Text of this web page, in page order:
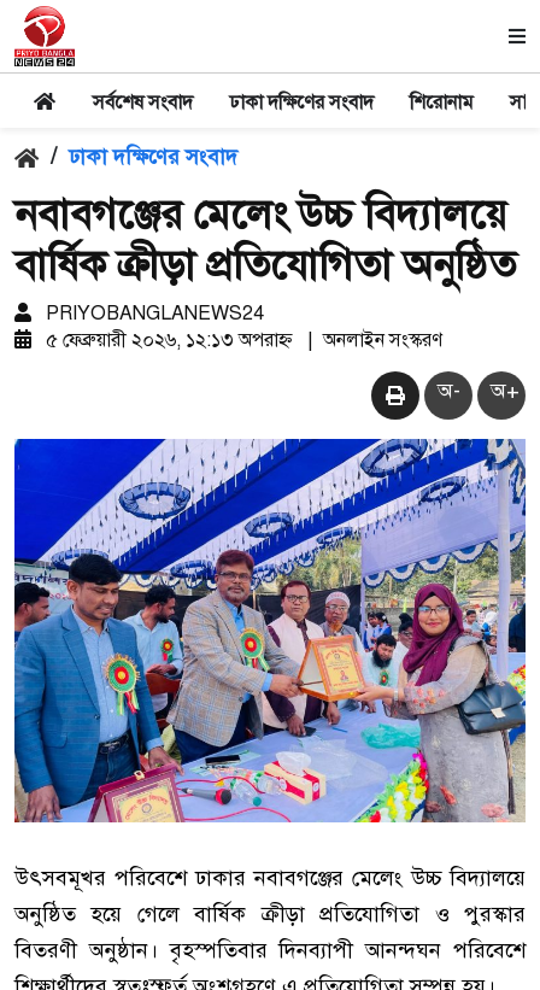
সর্বশেষ সংবাদ ঢাকা দক্ষিণের সংবাদ শিরোনাম
/ ঢাকা দক্ষিণের সংবাদ
নবাবগঞ্জের মেলেং উচ্চ বিদ্যালয়ে
বার্ষিক ক্রীড়া প্রতিযোগিতা অনুষ্ঠিত
PRIYOBANGLANEWS24
৫ ফেব্রুয়ারী ২০২৬, ১২:১৩ অপরাহ্ন
অনলাইন সংস্করণ
অ- অ+
উৎসবমূখর পরিবেশে ঢাকার নবাবগঞ্জের মেলেং উচ্চ বিদ্যালয়ে
অনুষ্ঠিত হয়ে গেলে বার্ষিক ক্রীড়া প্রতিযোগিতা ও পুরস্কার
বিতরণী অনুষ্ঠান। বৃহস্পতিবার দিনব্যাপী আনন্দঘন পরিবেশে